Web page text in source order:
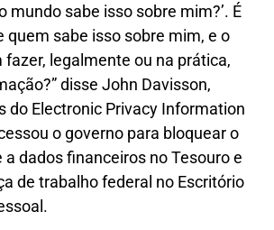
mundo sabe isso sobre mim?’. É
quem sabe isso sobre mim, e o
fazer, legalmente ou na prática,
disse John Davisson,
do Electronic Privacy Information
o governo para bloquear o
a dados financeiros no Tesouro e
de trabalho federal no Escritório